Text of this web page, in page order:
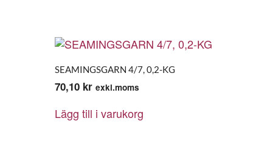
SEAMINGSGARN 4/7, 0,2-KG
70,10 kr exkl.moms
Lägg till i varukorg